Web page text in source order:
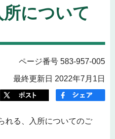
について
ページ番号 583-957-005
最終更新日 2022年7月1日
れる、入所についてのご